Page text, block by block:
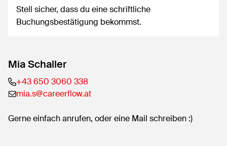
Stell sicher, dass du eine schriftliche
Buchungsbestätigung bekommst.
Mia Schaller
+43 650 3060 338
mia.s@careerflow.at
Gerne einfach anrufen, oder eine Mail schreiben :)